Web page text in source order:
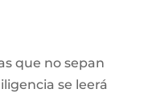
que no sepan
se leerá